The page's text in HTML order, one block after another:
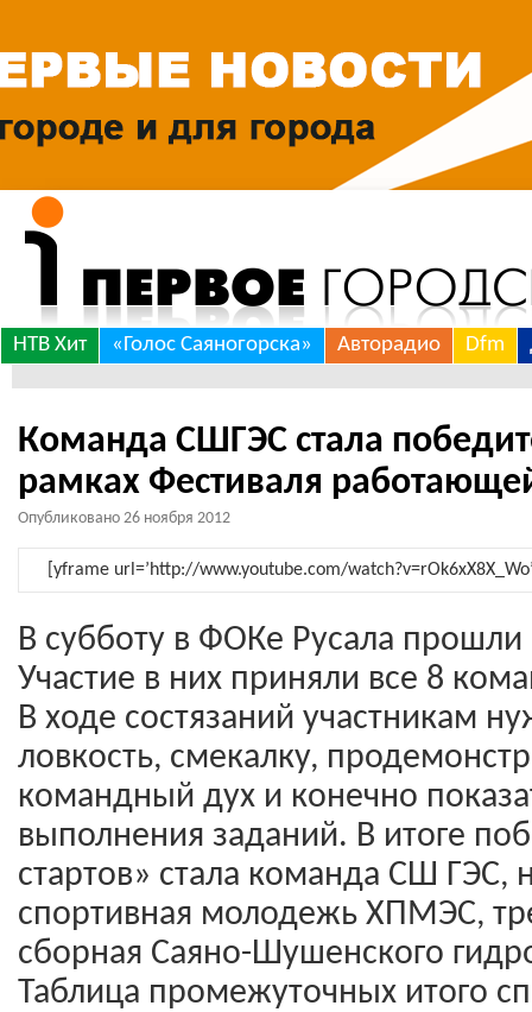
Skip
НТВ Хит «Голос Саяногорска» Авторадио Dfm
Команда СШГЭС стала
рамках Фестиваля
Опубликовано 26 ноября 2012
[yframe url=’http://www.youtube.com/
В субботу в ФОКе Русала прошли
Участие в них приняли все 8
В ходе состязаний участникам
ловкость, смекалку,
командный дух и конечно
выполнения заданий. В итоге
стартов» стала команда СШ ГЭС,
спортивная молодежь ХПМЭС,
сборная Саяно-Шушенского
Таблица промежуточных итого